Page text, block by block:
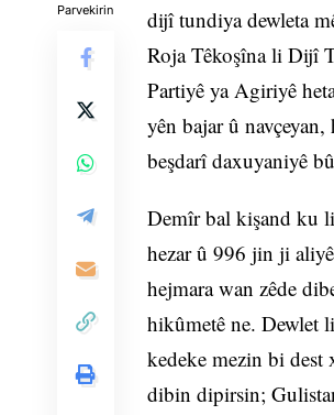
Parvekirin
dijî tundiya dewleta
Roja Têkoşîna li Dijî
Partiyê ya Agiriyê
yên bajar û
beşdarî daxuyaniyê
Demîr bal kişand ku
hezar û 996 jin ji
hejmara wan zêde
hikûmetê ne. Dewlet
kedeke mezin bi dest
dibin dipirsin;